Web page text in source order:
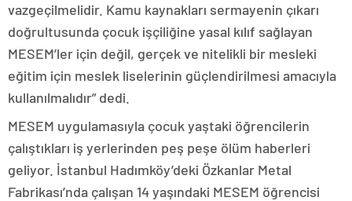
vazgeçilmelidir. Kamu kaynakları sermayenin çıkarı
doğrultusunda çocuk işçiliğine yasal kılıf sağlayan
MESEM’ler için değil, gerçek ve nitelikli bir mesleki
eğitim için meslek liselerinin güçlendirilmesi amacıyla
kullanılmalıdır” dedi.
MESEM uygulamasıyla çocuk yaştaki öğrencilerin
çalıştıkları iş yerlerinden peş peşe ölüm haberleri
geliyor. İstanbul Hadımköy’deki Özkanlar Metal
Fabrikası’nda çalışan 14 yaşındaki MESEM öğrencisi